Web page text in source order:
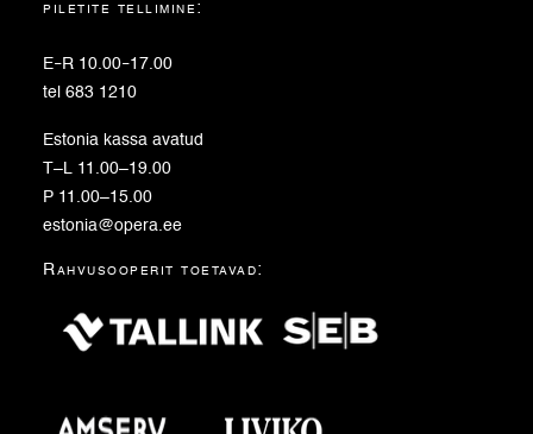
piletite tellimine:
E–R 10.00–17.00
tel 683 1210
Estonia kassa avatud
T–L 11.00–19.00
P 11.00–15.00
estonia@opera.ee
Rahvusooperit toetavad: